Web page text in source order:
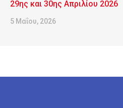
29ης και 30ης Απριλίου 2026
5 Μαΐου, 2026